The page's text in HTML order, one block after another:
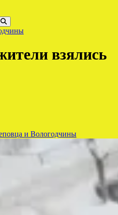
взялись
и Вологодчины